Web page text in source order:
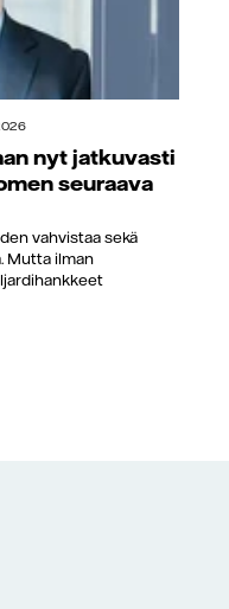
nyt jatkuvasti
seuraava
vahvistaa sekä
Mutta ilman